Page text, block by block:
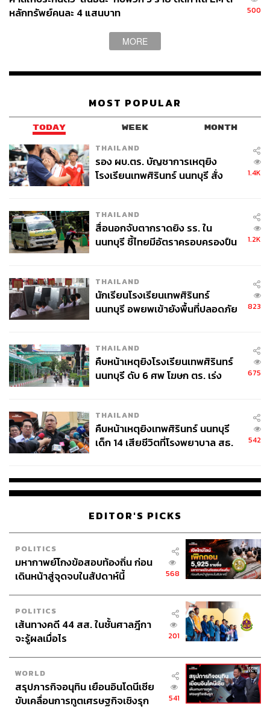
หลักทรัพย์คนละ 4 แสนบาท
500
MORE
MOST POPULAR
TODAY WEEK MONTH
THAILAND
รอง ผบ.ตร. บัญชาการเหตุยิง
โรงเรียนเทพศิรินทร์ นนทบุรี สั่ง
1.4K
THAILAND
สื่อนอกจับตากราดยิง รร. ใน
นนทบุรี ชี้ไทยมีอัตราครอบครองปืน
1.2K
THAILAND
นักเรียนโรงเรียนเทพศิรินทร์
นนทบุรี อพยพเข้ายังพื้นที่ปลอดภัย
823
THAILAND
คืบหน้าเหตุยิงโรงเรียนเทพศิรินทร์
นนทบุรี ดับ 6 ศพ โฆษก ตร. เร่ง
675
THAILAND
คืบหน้าเหตุยิงเทพศิรินทร์ นนทบุรี
เด็ก 14 เสียชีวิตที่โรงพยาบาล สธ.
542
EDITOR'S PICKS
POLITICS
มหากาพย์โกงข้อสอบท้องถิ่น ก่อน
เดินหน้าสู่จุดจบในสัปดาห์นี้
568
POLITICS
เส้นทางคดี 44 สส. ในชั้นศาลฎีกา
จะรู้ผลเมื่อไร
201
WORLD
สรุปภารกิจอนุทิน เยือนอินโดนีเซีย
ขับเคลื่อนการทูตเศรษฐกิจเชิงรุก
541